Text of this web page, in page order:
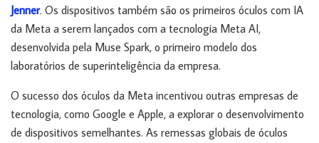
Jenner. Os dispositivos também são os primeiros óculos com IA
da Meta a serem lançados com a tecnologia Meta AI,
desenvolvida pela Muse Spark, o primeiro modelo dos
laboratórios de superinteligência da empresa.
O sucesso dos óculos da Meta incentivou outras empresas de
tecnologia, como Google e Apple, a explorar o desenvolvimento
de dispositivos semelhantes. As remessas globais de óculos